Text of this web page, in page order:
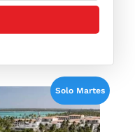
Solo Martes